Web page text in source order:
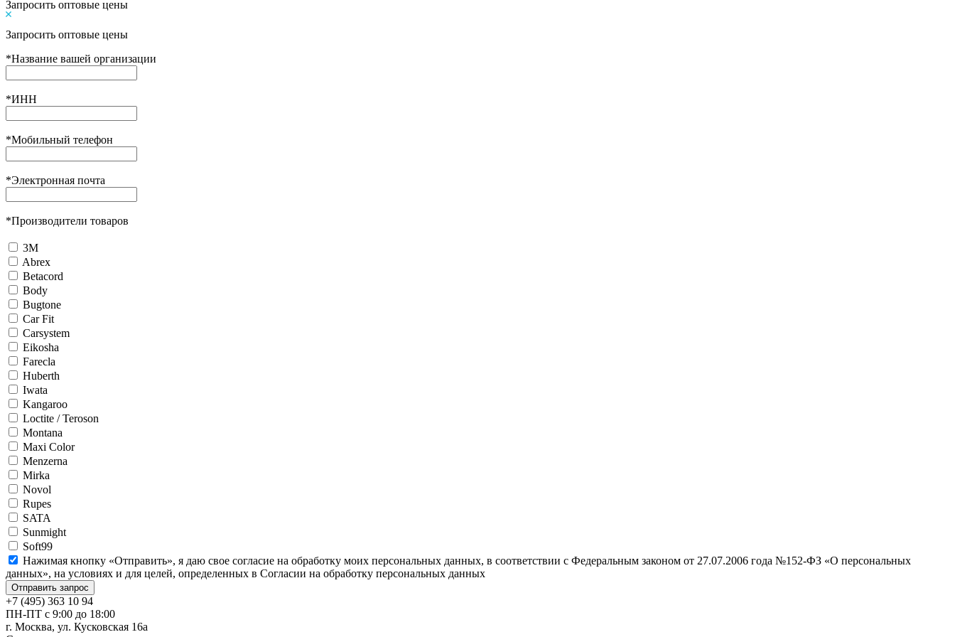
Запросить оптовые цены
Запросить оптовые цены
*Название вашей организации
*ИНН
*Мобильный телефон
*Электронная почта
*Производители товаров
3М
Abrex
Betacord
Body
Bugtone
Car Fit
Carsystem
Eikosha
Farecla
Huberth
Iwata
Kangaroo
Loctite / Teroson
Montana
Maxi Color
Menzerna
Mirka
Novol
Rupes
SATA
Sunmight
Soft99
Нажимая кнопку «Отправить», я даю свое согласие на обработку моих персональных данных, в соответствии с Федеральным законом от 27.07.2006 года №152-ФЗ «О персональных
данных», на условиях и для целей, определенных в Согласии на обработку персональных данных
+7 (495) 363 10 94
ПН-ПТ с 9:00 до 18:00
г. Москва, ул. Кусковская 16а